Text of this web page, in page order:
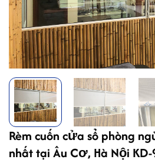
Rèm cuốn cửa sổ phòng
nhất tại Âu Cơ, Hà Nội